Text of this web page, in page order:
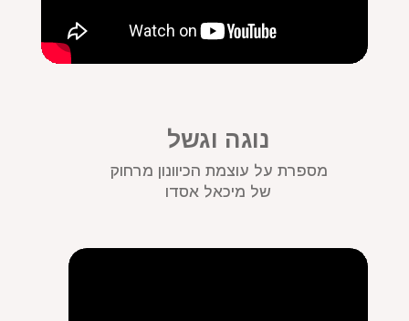
נוגה וגשל
מספרת על עוצמת הכיוונון מרחוק
של מיכאל אסדו